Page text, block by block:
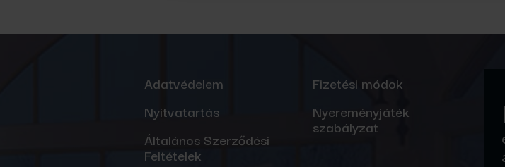
Adatvédelem
Nyitvatartás
Általános Szerződési
Feltételek
Fizetési módok
Nyereményjáték
szabályzat